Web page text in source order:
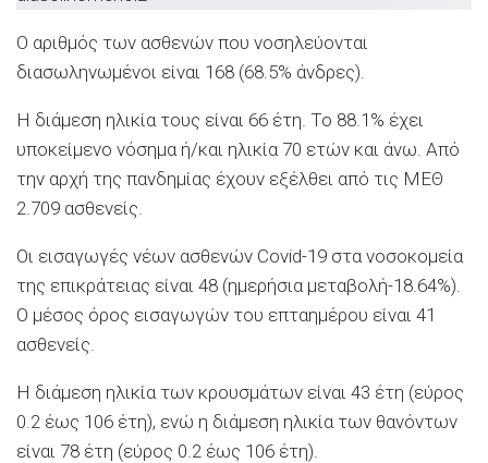
Ο αριθμός των ασθενών που νοσηλεύονται
διασωληνωμένοι είναι 168 (68.5% άνδρες).
Η διάμεση ηλικία τους είναι 66 έτη. To 88.1% έχει
υποκείμενο νόσημα ή/και ηλικία 70 ετών και άνω. Από
την αρχή της πανδημίας έχουν εξέλθει από τις ΜΕΘ
2.709 ασθενείς.
Οι εισαγωγές νέων ασθενών Covid-19 στα νοσοκομεία
της επικράτειας είναι 48 (ημερήσια μεταβολή-18.64%).
Ο μέσος όρος εισαγωγών του επταημέρου είναι 41
ασθενείς.
Η διάμεση ηλικία των κρουσμάτων είναι 43 έτη (εύρος
0.2 έως 106 έτη), ενώ η διάμεση ηλικία των θανόντων
είναι 78 έτη (εύρος 0.2 έως 106 έτη).